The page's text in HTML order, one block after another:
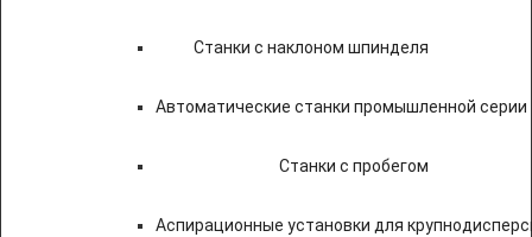
Станки с наклоном шпинделя
Автоматические станки промышленной серии
Станки с пробегом
Аспирационные установки для